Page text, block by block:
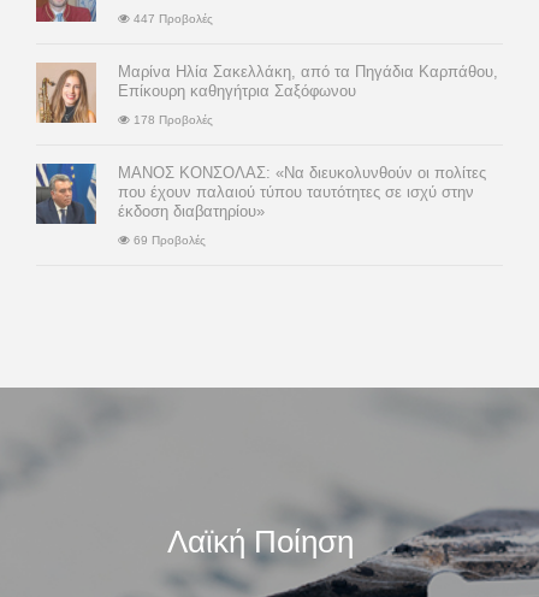
447 Προβολές
Μαρίνα Ηλία Σακελλάκη, από τα Πηγάδια Καρπάθου,
Επίκουρη καθηγήτρια Σαξόφωνου
178 Προβολές
ΜΑΝΟΣ ΚΟΝΣΟΛΑΣ: «Να διευκολυνθούν οι πολίτες
που έχουν παλαιού τύπου ταυτότητες σε ισχύ στην
έκδοση διαβατηρίου»
69 Προβολές
Λαϊκή Ποίηση